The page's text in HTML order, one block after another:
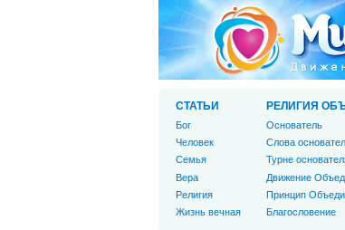
СТАТЬИ
Бог
Человек
Cемья
Вера
Религия
Жизнь вечная
РЕЛИГИЯ
Основатель
Слова
Турне
Движение
Принцип
Благословение